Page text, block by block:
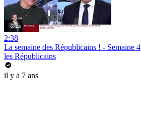
2:38
La semaine des Républicains ! - Semaine 4
les Républicains
il y a 7 ans